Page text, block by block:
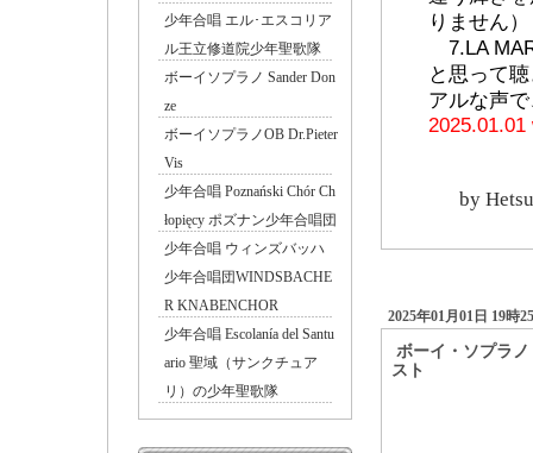
少年合唱 エル･エスコリア
ル王立修道院少年聖歌隊
ボーイソプラノ Sander Don
ze
ボーイソプラノOB Dr.Pieter
Vis
少年合唱 Poznański Chór Ch
łopięcy ポズナン少年合唱団
少年合唱 ウィンズバッハ
少年合唱団WINDSBACHE
R KNABENCHOR
少年合唱 Escolanía del Santu
ario 聖域（サンクチュア
リ）の少年聖歌隊
りません）
7.LA
と思って
アルな声
2025.01.01
by
ボーイ・ソプラ
スト
2025年01月01日 19時